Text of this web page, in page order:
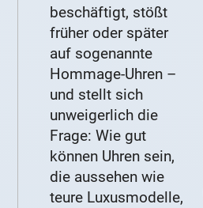
beschäftigt, stößt
früher oder später
auf sogenannte
Hommage-Uhren –
und stellt sich
unweigerlich die
Frage: Wie gut
können Uhren sein,
die aussehen wie
teure Luxusmodelle,